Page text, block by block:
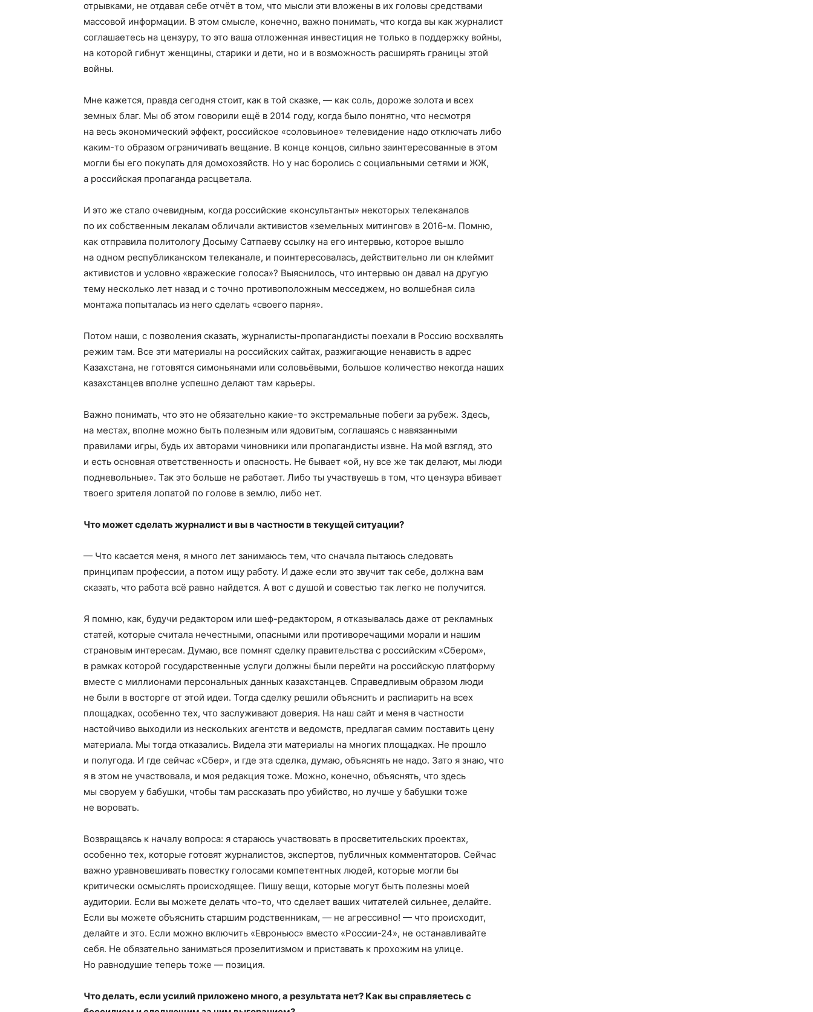
отрывками, не отдавая себе отчёт в том, что мысли эти вложены в их головы средствами
массовой информации. В этом смысле, конечно, важно понимать, что когда вы как журналист
соглашаетесь на цензуру, то это ваша отложенная инвестиция не только в поддержку войны,
на которой гибнут женщины, старики и дети, но и в возможность расширять границы этой
войны.
Мне кажется, правда сегодня стоит, как в той сказке, — как соль, дороже золота и всех
земных благ. Мы об этом говорили ещё в 2014 году, когда было понятно, что несмотря
на весь экономический эффект, российское «соловьиное» телевидение надо отключать либо
каким-то образом ограничивать вещание. В конце концов, сильно заинтересованные в этом
могли бы его покупать для домохозяйств. Но у нас боролись с социальными сетями и ЖЖ,
а российская пропаганда расцветала.
И это же стало очевидным, когда российские «консультанты» некоторых телеканалов
по их собственным лекалам обличали активистов «земельных митингов» в 2016-м. Помню,
как отправила политологу Досыму Сатпаеву ссылку на его интервью, которое вышло
на одном республиканском телеканале, и поинтересовалась, действительно ли он клеймит
активистов и условно «вражеские голоса»? Выяснилось, что интервью он давал на другую
тему несколько лет назад и с точно противоположным месседжем, но волшебная сила
монтажа попыталась из него сделать «своего парня».
Потом наши, с позволения сказать, журналисты-пропагандисты поехали в Россию восхвалять
режим там. Все эти материалы на российских сайтах, разжигающие ненависть в адрес
Казахстана, не готовятся симоньянами или соловьёвыми, большое количество некогда наших
казахстанцев вполне успешно делают там карьеры.
Важно понимать, что это не обязательно какие-то экстремальные побеги за рубеж. Здесь,
на местах, вполне можно быть полезным или ядовитым, соглашаясь с навязанными
правилами игры, будь их авторами чиновники или пропагандисты извне. На мой взгляд, это
и есть основная ответственность и опасность. Не бывает «ой, ну все же так делают, мы люди
подневольные». Так это больше не работает. Либо ты участвуешь в том, что цензура вбивает
твоего зрителя лопатой по голове в землю, либо нет.
Что может сделать журналист и вы в частности в текущей ситуации?
— Что касается меня, я много лет занимаюсь тем, что сначала пытаюсь следовать
принципам профессии, а потом ищу работу. И даже если это звучит так себе, должна вам
сказать, что работа всё равно найдется. А вот с душой и совестью так легко не получится.
Я помню, как, будучи редактором или шеф-редактором, я отказывалась даже от рекламных
статей, которые считала нечестными, опасными или противоречащими морали и нашим
страновым интересам. Думаю, все помнят сделку правительства с российским «Сбером»,
в рамках которой государственные услуги должны были перейти на российскую платформу
вместе с миллионами персональных данных казахстанцев. Справедливым образом люди
не были в восторге от этой идеи. Тогда сделку решили объяснить и распиарить на всех
площадках, особенно тех, что заслуживают доверия. На наш сайт и меня в частности
настойчиво выходили из нескольких агентств и ведомств, предлагая самим поставить цену
материала. Мы тогда отказались. Видела эти материалы на многих площадках. Не прошло
и полугода. И где сейчас «Сбер», и где эта сделка, думаю, объяснять не надо. Зато я знаю, что
я в этом не участвовала, и моя редакция тоже. Можно, конечно, объяснять, что здесь
мы своруем у бабушки, чтобы там рассказать про убийство, но лучше у бабушки тоже
не воровать.
Возвращаясь к началу вопроса: я стараюсь участвовать в просветительских проектах,
особенно тех, которые готовят журналистов, экспертов, публичных комментаторов. Сейчас
важно уравновешивать повестку голосами компетентных людей, которые могли бы
критически осмыслять происходящее. Пишу вещи, которые могут быть полезны моей
аудитории. Если вы можете делать что-то, что сделает ваших читателей сильнее, делайте.
Если вы можете объяснить старшим родственникам, — не агрессивно! — что происходит,
делайте и это. Если можно включить «Евроньюс» вместо «России-24», не останавливайте
себя. Не обязательно заниматься прозелитизмом и приставать к прохожим на улице.
Но равнодушие теперь тоже — позиция.
Что делать, если усилий приложено много, а результата нет? Как вы справляетесь с